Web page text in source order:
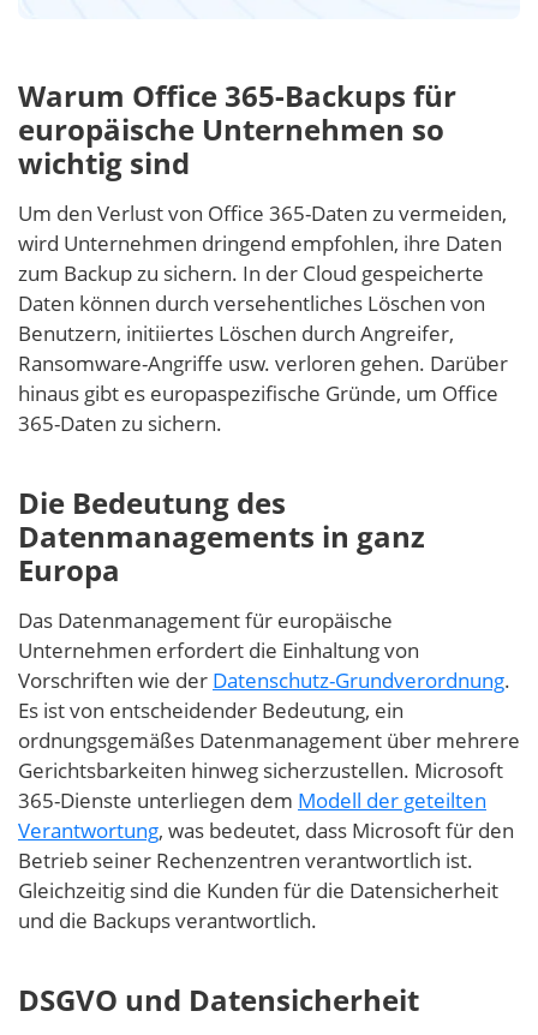
Warum Office 365-Backups für
europäische Unternehmen so
wichtig sind
Um den Verlust von Office 365-Daten zu vermeiden,
wird Unternehmen dringend empfohlen, ihre Daten
zum Backup zu sichern. In der Cloud gespeicherte
Daten können durch versehentliches Löschen von
Benutzern, initiiertes Löschen durch Angreifer,
Ransomware-Angriffe usw. verloren gehen. Darüber
hinaus gibt es europaspezifische Gründe, um Office
365-Daten zu sichern.
Die Bedeutung des
Datenmanagements in ganz
Europa
Das Datenmanagement für europäische
Unternehmen erfordert die Einhaltung von
Vorschriften wie der Datenschutz-Grundverordnung.
Es ist von entscheidender Bedeutung, ein
ordnungsgemäßes Datenmanagement über mehrere
Gerichtsbarkeiten hinweg sicherzustellen. Microsoft
365-Dienste unterliegen dem Modell der geteilten
Verantwortung, was bedeutet, dass Microsoft für den
Betrieb seiner Rechenzentren verantwortlich ist.
Gleichzeitig sind die Kunden für die Datensicherheit
und die Backups verantwortlich.
DSGVO und Datensicherheit